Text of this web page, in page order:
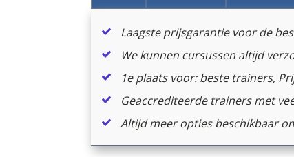
Laagste prijsgarantie voor de
We kunnen cursussen altijd
1e plaats voor: beste trainers,
Geaccrediteerde trainers met
Altijd meer opties beschikbaar